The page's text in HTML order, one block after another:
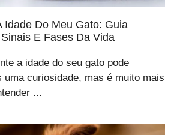
Idade Do Meu Gato: Guia
E Fases Da Vida
a idade do seu gato pode
uma curiosidade, mas é muito mais
...